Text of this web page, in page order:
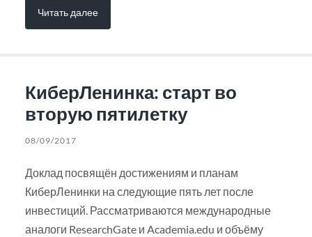
Читать далее
КиберЛенинка: старт во
вторую пятилетку
08/09/2017
Доклад посвящён достижениям и планам
КиберЛенинки на следующие пять лет после
инвестиций. Рассматриваются международные
аналоги ResearchGate и Academia.edu и объёму